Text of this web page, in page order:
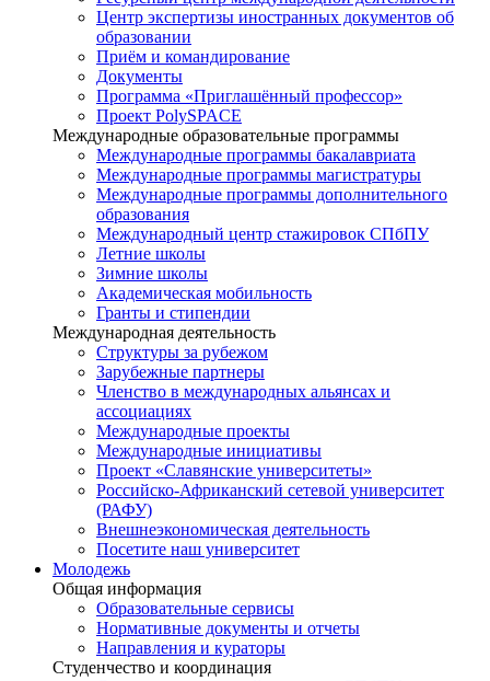
Центр экспертизы иностранных документов об
образовании
Приём и командирование
Документы
Программа «Приглашённый профессор»
Проект PolySPACE
Международные образовательные программы
Международные программы бакалавриата
Международные программы магистратуры
Международные программы дополнительного
образования
Международный центр стажировок СПбПУ
Летние школы
Зимние школы
Академическая мобильность
Гранты и стипендии
Международная деятельность
Структуры за рубежом
Зарубежные партнеры
Членство в международных альянсах и
ассоциациях
Международные проекты
Международные инициативы
Проект «Славянские университеты»
Российско-Африканский сетевой университет
(РАФУ)
Внешнеэкономическая деятельность
Посетите наш университет
Молодежь
Общая информация
Образовательные сервисы
Нормативные документы и отчеты
Направления и кураторы
Студенчество и координация